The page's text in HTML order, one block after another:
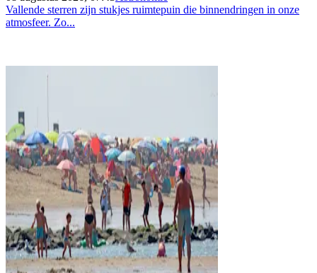
Vallende sterren zijn stukjes ruimtepuin die binnendringen in onze
atmosfeer. Zo...